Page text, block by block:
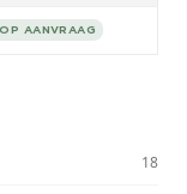
AANVRAAG
18